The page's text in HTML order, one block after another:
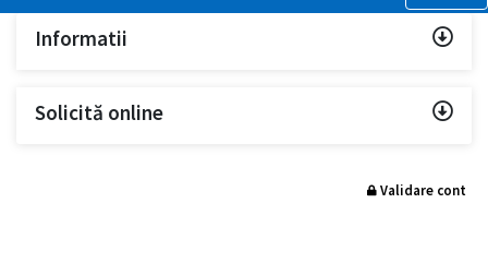
Informatii
Solicită online
Validare cont